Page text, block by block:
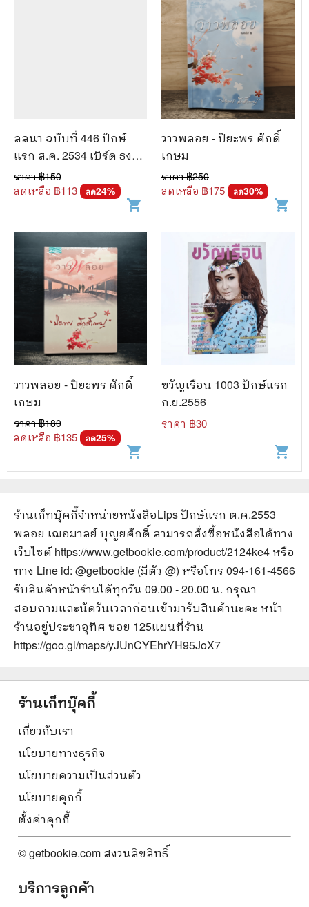
ลลนา ฉบับที่ 446 ปักษ์
แรก ส.ค. 2534 เบิร์ด ธง
ไชย
ราคา ฿150
ลดเหลือ ฿113 ลด24%
shopping_cart
วาวพลอย - ปิยะพร ศักดิ์
เกษม
ราคา ฿250
ลดเหลือ ฿175 ลด30%
shopping_cart
วาวพลอย - ปิยะพร ศักดิ์
เกษม
ราคา ฿180
ลดเหลือ ฿135 ลด25%
shopping_cart
ขวัญเรือน 1003 ปักษ์แรก
ก.ย.2556
ราคา ฿30
shopping_cart
ร้านเก็ทบุ๊คกี้จำหน่ายหนังสือLips ปักษ์แรก ต.ค.2553
พลอย เฌอมาลย์ บุญยศักดิ์ สามารถสั่งซื้อหนังสือได้ทาง
เว็บไซต์ https://www.getbookie.com/product/2124ke4หรือ
ทาง Line id: @getbookie (มีตัว @) หรือโทร 094-161-4566
รับสินค้าหน้าร้านได้ทุกวัน 09.00 - 20.00 น. กรุณา
สอบถามและนัดวันเวลาก่อนเข้ามารับสินค้านะคะ หน้า
ร้านอยู่ประชาอุทิศ ซอย 125แผนที่ร้าน
https://goo.gl/maps/yJUnCYEhrYH95JoX7
ร้านเก็ทบุ๊คกี้
เกี่ยวกับเรา
นโยบายทางธุรกิจ
นโยบายความเป็นส่วนตัว
นโยบายคุกกี้
ตั้งค่าคุกกี้
© getbookie.com สงวนลิขสิทธิ์
บริการลูกค้า